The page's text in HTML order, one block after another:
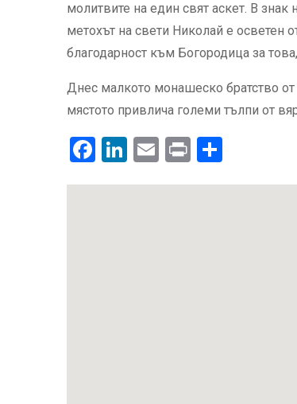
молитвите на един свят аскет. В
метохът на свети Николай е осветен
благодарност към Богородица за
Днес малкото монашеско братство
мястото привлича големи тълпи от
Facebook
LinkedIn
Email
Print